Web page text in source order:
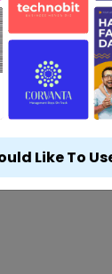
Like To